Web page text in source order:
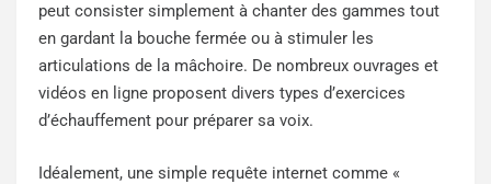
peut consister simplement à chanter des gammes tout
en gardant la bouche fermée ou à stimuler les
articulations de la mâchoire. De nombreux ouvrages et
vidéos en ligne proposent divers types d’exercices
d’échauffement pour préparer sa voix.
Idéalement, une simple requête internet comme «